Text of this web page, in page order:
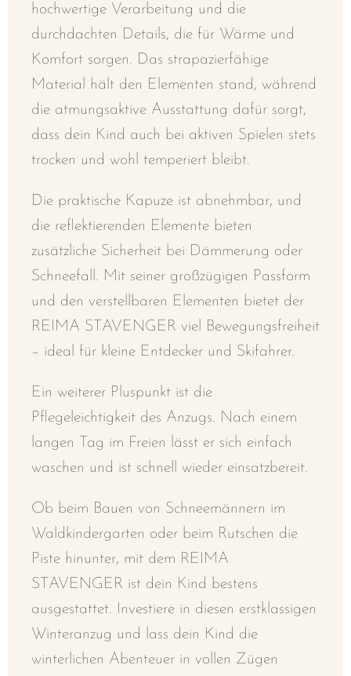
hochwertige Verarbeitung und die
durchdachten Details, die für Wärme und
Komfort sorgen. Das strapazierfähige
Material hält den Elementen stand, während
die atmungsaktive Ausstattung dafür sorgt,
dass dein Kind auch bei aktiven Spielen stets
trocken und wohl temperiert bleibt.
Die praktische Kapuze ist abnehmbar, und
die reflektierenden Elemente bieten
zusätzliche Sicherheit bei Dämmerung oder
Schneefall. Mit seiner großzügigen Passform
und den verstellbaren Elementen bietet der
REIMA STAVENGER viel Bewegungsfreiheit
– ideal für kleine Entdecker und Skifahrer.
Ein weiterer Pluspunkt ist die
Pflegeleichtigkeit des Anzugs. Nach einem
langen Tag im Freien lässt er sich einfach
waschen und ist schnell wieder einsatzbereit.
Ob beim Bauen von Schneemännern im
Waldkindergarten oder beim Rutschen die
Piste hinunter, mit dem REIMA
STAVENGER ist dein Kind bestens
ausgestattet. Investiere in diesen erstklassigen
Winteranzug und lass dein Kind die
winterlichen Abenteuer in vollen Zügen